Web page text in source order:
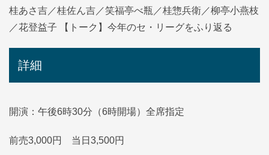
桂あさ吉／桂佐ん吉／笑福亭べ瓶／桂惣兵衛／柳亭小燕枝
／花登益子 【トーク】今年のセ・リーグをふり返る
詳細
開演：午後6時30分（6時開場）全席指定
前売3,000円 当日3,500円